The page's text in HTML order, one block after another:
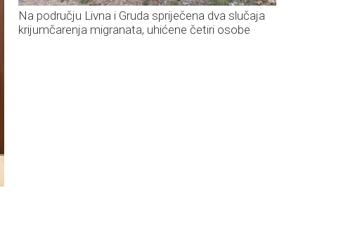
Na području Livna i Gruda spriječena dva slučaja
krijumčarenja migranata, uhićene četiri osobe